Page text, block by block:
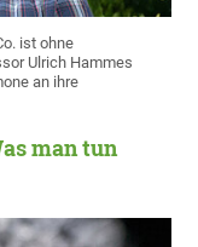
ist ohne
Ulrich Hammes
an ihre
man tun